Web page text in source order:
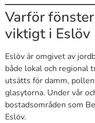
Varför
viktigt i Eslöv
Eslöv är omgivet av
både lokal och regional
utsätts för damm,
glasytorna. Under vår
bostadsområden som
Eslöv.